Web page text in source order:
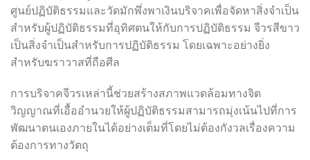
ศูนย์ปฏิบัติธรรมและวัดมักพึ่งพาเงินบริจาคเพื่อจัดหาสิ่งจำเป็น
สำหรับผู้ปฏิบัติธรรมที่อุทิศตนให้กับการปฏิบัติธรรม จีวรสีขาว
เป็นสิ่งจำเป็นสำหรับการปฏิบัติธรรม โดยเฉพาะอย่างยิ่ง
สำหรับฆราวาสที่ถือศีล
การบริจาคจีวรเหล่านี้ช่วยสร้างสภาพแวดล้อมทางจิต
วิญญาณที่เอื้ออำนวยให้ผู้ปฏิบัติธรรมสามารถมุ่งเน้นไปที่การ
พัฒนาตนเองภายในได้อย่างเต็มที่โดยไม่ต้องกังวลเรื่องความ
ต้องการทางวัตถุ